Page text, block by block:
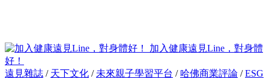
加入健康遠見Line，對身體
好！
遠見雜誌 / 天下文化 / 未來親子學習平台 / 哈佛商業評論 /ESG